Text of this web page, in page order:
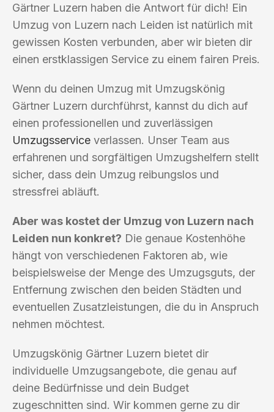
Gärtner Luzern haben die Antwort für dich! Ein
Umzug von Luzern nach Leiden ist natürlich mit
gewissen Kosten verbunden, aber wir bieten dir
einen erstklassigen Service zu einem fairen Preis.
Wenn du deinen Umzug mit Umzugskönig
Gärtner Luzern durchführst, kannst du dich auf
einen professionellen und zuverlässigen
Umzugsservice verlassen. Unser Team aus
erfahrenen und sorgfältigen Umzugshelfern stellt
sicher, dass dein Umzug reibungslos und
stressfrei abläuft.
Aber was kostet der Umzug von Luzern nach
Leiden nun konkret? Die genaue Kostenhöhe
hängt von verschiedenen Faktoren ab, wie
beispielsweise der Menge des Umzugsguts, der
Entfernung zwischen den beiden Städten und
eventuellen Zusatzleistungen, die du in Anspruch
nehmen möchtest.
Umzugskönig Gärtner Luzern bietet dir
individuelle Umzugsangebote, die genau auf
deine Bedürfnisse und dein Budget
zugeschnitten sind. Wir kommen gerne zu dir